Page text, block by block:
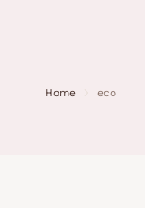
Home eco